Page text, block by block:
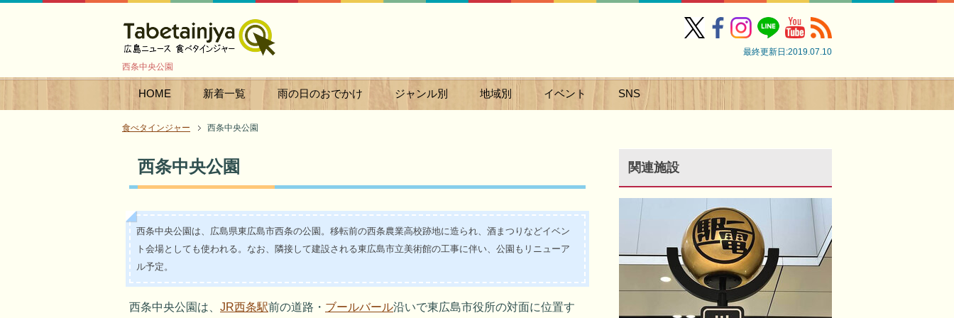
西条中央公園
最終更新日:2019.07.10
HOME 新着一覧 雨の日のおでかけ ジャンル別 地域別 イベント SNS
食べタインジャー 西条中央公園
西条中央公園
西条中央公園は、広島県東広島市西条の公園。移転前の西条農業高校跡地に造られ、酒まつりなどイベン
ト会場としても使われる。なお、隣接して建設される東広島市立美術館の工事に伴い、公園もリニューア
ル予定。
西条中央公園は、 JR西条駅前の道路・ ブールバール沿いで東広島市役所の対面に位置す
関連施設